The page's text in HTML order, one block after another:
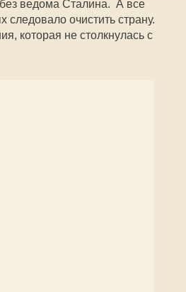
ведома Сталина. А все
очистить страну.
которая не столкнулась с